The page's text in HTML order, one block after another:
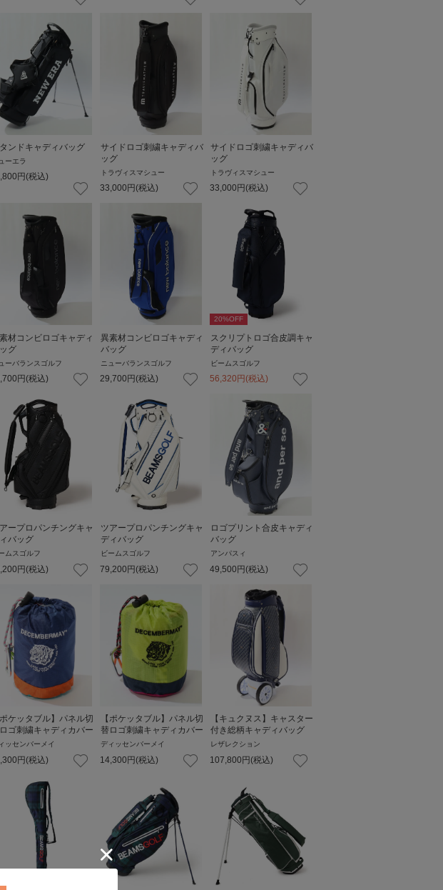
ンドキャディバッグ
ーエラ
円(税込)
サイドロゴ刺繍キャディバ
ッグ
トラヴィスマシュー
33,000 円(税込)
サイドロゴ刺繍キャディバ
ッグ
トラヴィスマシュー
33,000 円(税込)
材コンビロゴキャディ
グ
ーバランスゴルフ
円(税込)
異素材コンビロゴキャディ
バッグ
ニューバランスゴルフ
29,700 円(税込)
20%OFF
スクリプトロゴ合皮調キャ
ディバッグ
ビームスゴルフ
56,320 円 (税込)
ープロパンチングキャ
バッグ
ムスゴルフ
円(税込)
ツアープロパンチングキャ
ディバッグ
ビームスゴルフ
79,200円(税込)
ロゴプリント合皮キャディ
バッグ
アンパスィ
49,500円(税込)
ポケッタブル】パネル切
ゴ刺繍キャディカバー
ッセンバーメイ
円(税込)
【ポケッタブル】パネル切
替ロゴ刺繍キャディカバー
ディッセンバーメイ
14,300円(税込)
【キュクヌス】キャスター
付き総柄キャディバッグ
レザレクション
107,800円(税込)